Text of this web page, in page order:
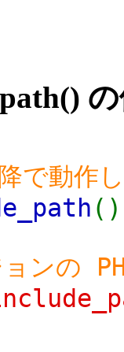
動作
ンの